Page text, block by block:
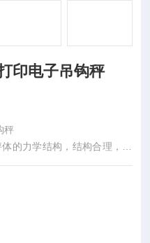
印电子吊钩秤
秤
的力学结构，结构合理，用
焊连续焊缝，型腔全密封，